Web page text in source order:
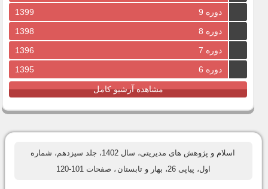
دوره 9
1399
دوره 8
1398
دوره 7
1396
دوره 6
1395
مشاهده آرشیو کامل
اسلام و پژوهش های مدیریتی، سال 1402، جلد سیزدهم، شماره
اول، پیاپی 26، بهار و تابستان
، صفحات 101-120